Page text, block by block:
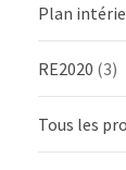
Plan
RE2020 (3)
Tous les